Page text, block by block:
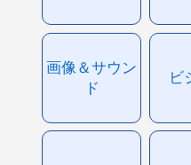
画像＆サウン
ド
ビ